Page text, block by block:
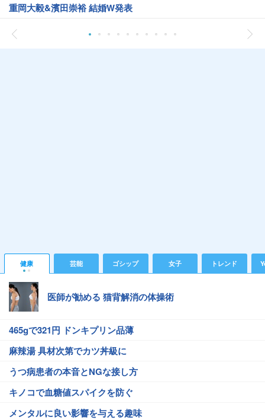
重岡大毅&濱田崇裕 結婚W発表
健康 芸能 ゴシップ 女子 トレンド
医師が勧める 猫背解消の体操術
465gで321円 ドンキプリン品薄
麻辣湯 具材次第でカツ丼級に
うつ病患者の本音とNGな接し方
キノコで血糖値スパイクを防ぐ
メンタルに良い影響を与える趣味